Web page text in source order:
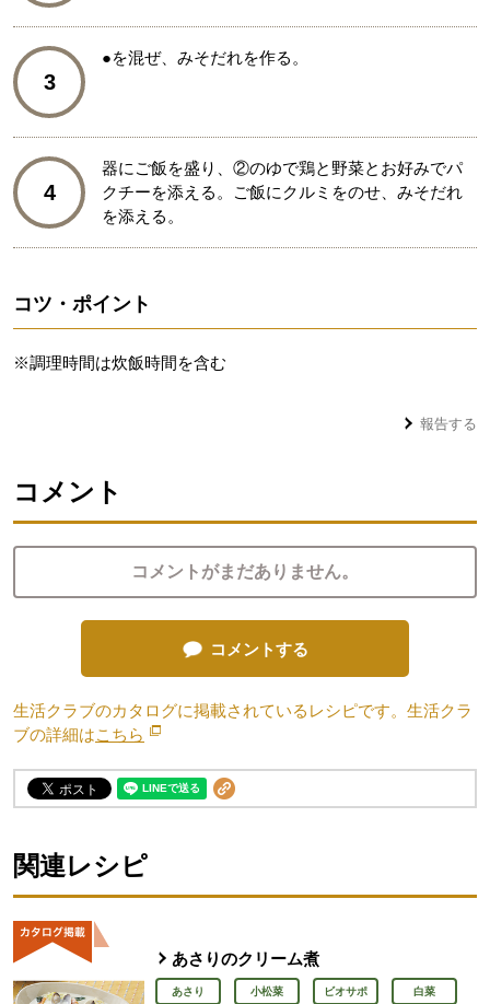
3
●を混ぜ、みそだれを作る。
4
器にご飯を盛り、②のゆで鶏と野菜とお好みでパ
クチーを添える。ご飯にクルミをのせ、みそだれ
を添える。
コツ・ポイント
※調理時間は炊飯時間を含む
報告する
コメント
コメントがまだありません。
コメントする
生活クラブのカタログに掲載されているレシピです。生活クラ
ブの詳細はこちら 別のウィンドウで開きます。
関連レシピ
あさりのクリーム煮
あさり 小松菜 ビオサポ 白菜